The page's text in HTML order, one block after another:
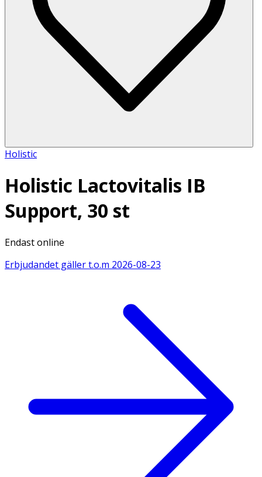
Holistic
Holistic Lactovitalis IB
Support, 30 st
Endast online
Erbjudandet gäller t.o.m 2026-08-23